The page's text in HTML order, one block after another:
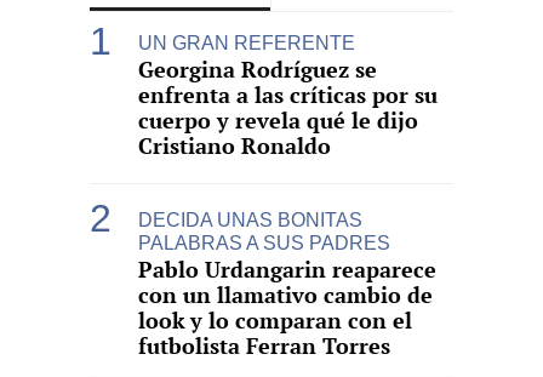
UN GRAN REFERENTE
Georgina Rodríguez se
enfrenta a las críticas por su
cuerpo y revela qué le dijo
Cristiano Ronaldo
DECIDA UNAS BONITAS
PALABRAS A SUS PADRES
Pablo Urdangarin reaparece
con un llamativo cambio de
look y lo comparan con el
futbolista Ferran Torres